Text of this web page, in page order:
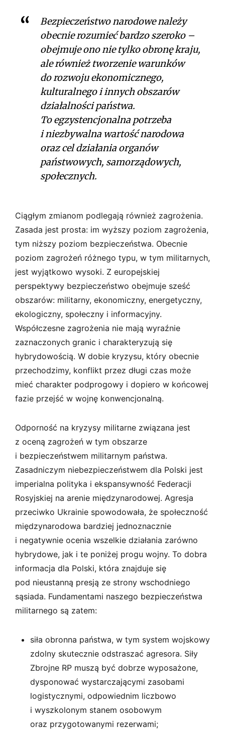
Bezpieczeństwo narodowe należy
obecnie rozumieć bardzo szeroko –
obejmuje ono nie tylko obronę kraju,
ale również tworzenie warunków
do rozwoju ekonomicznego,
kulturalnego i innych obszarów
działalności państwa.
To egzystencjonalna potrzeba
i niezbywalna wartość narodowa
oraz cel działania organów
państwowych, samorządowych,
społecznych.
Ciągłym zmianom podlegają również zagrożenia.
Zasada jest prosta: im wyższy poziom zagrożenia,
tym niższy poziom bezpieczeństwa. Obecnie
poziom zagrożeń różnego typu, w tym militarnych,
jest wyjątkowo wysoki. Z europejskiej
perspektywy bezpieczeństwo obejmuje sześć
obszarów: militarny, ekonomiczny, energetyczny,
ekologiczny, społeczny i informacyjny.
Współczesne zagrożenia nie mają wyraźnie
zaznaczonych granic i charakteryzują się
hybrydowością. W dobie kryzysu, który obecnie
przechodzimy, konflikt przez długi czas może
mieć charakter podprogowy i dopiero w końcowej
fazie przejść w wojnę konwencjonalną.
Odporność na kryzysy militarne związana jest
z oceną zagrożeń w tym obszarze
i bezpieczeństwem militarnym państwa.
Zasadniczym niebezpieczeństwem dla Polski jest
imperialna polityka i ekspansywność Federacji
Rosyjskiej na arenie międzynarodowej. Agresja
przeciwko Ukrainie spowodowała, że społeczność
międzynarodowa bardziej jednoznacznie
i negatywnie ocenia wszelkie działania zarówno
hybrydowe, jak i te poniżej progu wojny. To dobra
informacja dla Polski, która znajduje się
pod nieustanną presją ze strony wschodniego
sąsiada. Fundamentami naszego bezpieczeństwa
militarnego są zatem:
siła obronna państwa, w tym system wojskowy
zdolny skutecznie odstraszać agresora. Siły
Zbrojne RP muszą być dobrze wyposażone,
dysponować wystarczającymi zasobami
logistycznymi, odpowiednim liczbowo
i wyszkolonym stanem osobowym
oraz przygotowanymi rezerwami;